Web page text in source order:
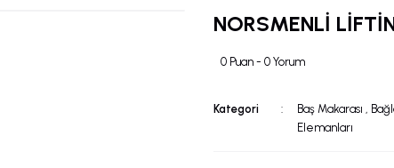
NORSMENLİ
0 Puan - 0 Yorum
Kategori Baş Makarası ,
Elemanları